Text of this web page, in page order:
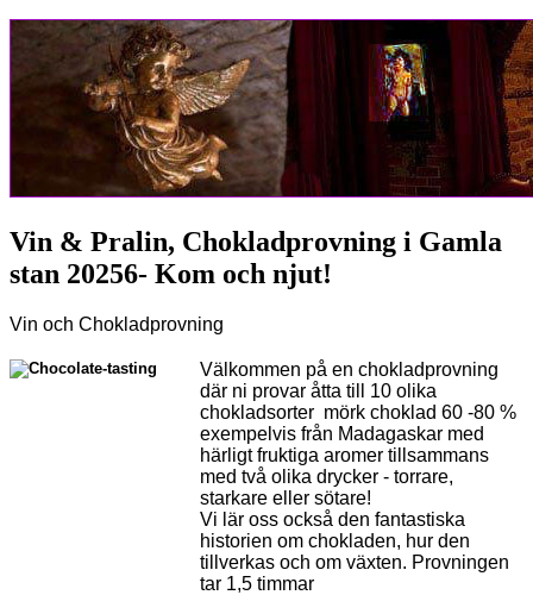
Vin & Pralin, Chokladprovning i Gamla
stan 20256- Kom och njut!
Vin och Chokladprovning
Välkommen på en chokladprovning
där ni provar åtta till 10 olika
chokladsorter mörk choklad 60 -80 %
exempelvis från Madagaskar med
härligt fruktiga aromer tillsammans
med två olika drycker - torrare,
starkare eller sötare!
Vi lär oss också den fantastiska
historien om chokladen, hur den
tillverkas och om växten. Provningen
tar 1,5 timmar